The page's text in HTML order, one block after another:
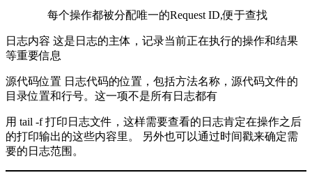
每个操作都被分配唯一的Request ID,便于查找
日志内容 这是日志的主体，记录当前正在执行的操作和结果
等重要信息
源代码位置 日志代码的位置，包括方法名称，源代码文件的
目录位置和行号。这一项不是所有日志都有
用 tail -f 打印日志文件，这样需要查看的日志肯定在操作之后
的打印输出的这些内容里。 另外也可以通过时间戳来确定需
要的日志范围。